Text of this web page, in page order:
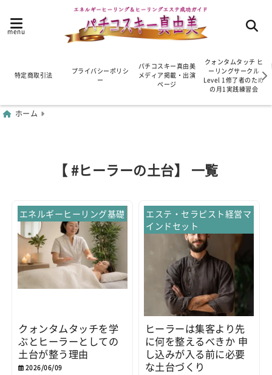
menu
特定商取引法
プライバシーポリシ
ー
パチコスキー真由美
メディア掲載・出演
ページ
クォンタムタッチ ヒ
ーリングサークル
Level 1修了者のため
の月1実践練習会
ホーム
【 #ヒーラーの土台】 一覧
エネルギーヒーリング基礎
クォンタムタッチを学
ぶとヒーラーとしての
土台が整う理由
2026/06/09
エステ・セラピスト経営マ
インドセット
ヒーラーは集客より先
に何を整えるべきか 申
し込みが入る前に必要
な土台づくり